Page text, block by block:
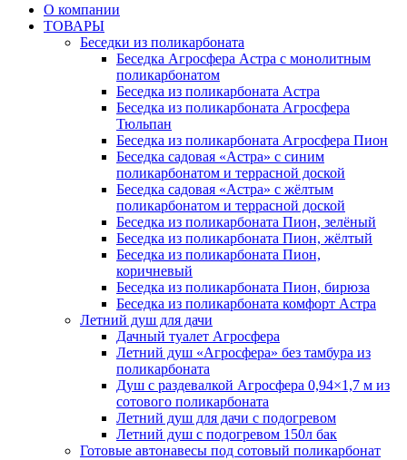
О компании
ТОВАРЫ
Беседки из поликарбоната
Беседка Агросфера Астра с монолитным
поликарбонатом
Беседка из поликарбоната Астра
Беседка из поликарбоната Агросфера
Тюльпан
Беседка из поликарбоната Агросфера Пион
Беседка садовая «Астра» с синим
поликарбонатом и террасной доской
Беседка садовая «Астра» с жёлтым
поликарбонатом и террасной доской
Беседка из поликарбоната Пион, зелёный
Беседка из поликарбоната Пион, жёлтый
Беседка из поликарбоната Пион,
коричневый
Беседка из поликарбоната Пион, бирюза
Беседка из поликарбоната комфорт Астра
Летний душ для дачи
Дачный туалет Агросфера
Летний душ «Агросфера» без тамбура из
поликарбоната
Душ с раздевалкой Агросфера 0,94×1,7 м из
сотового поликарбоната
Летний душ для дачи с подогревом
Летний душ с подогревом 150л бак
Готовые автонавесы под сотовый поликарбонат